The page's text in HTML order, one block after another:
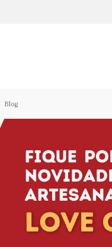
Blog